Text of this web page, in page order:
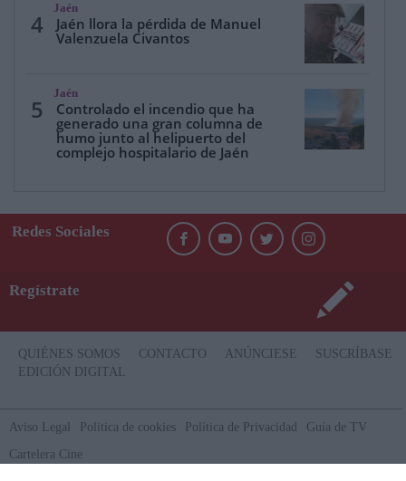
4
Jaén
Jaén llora la pérdida de Manuel
Valenzuela Civantos
5
Jaén
Controlado el incendio que ha
generado una gran columna de
humo junto al helipuerto del
complejo hospitalario de Jaén
Redes Sociales
Regístrate
QUIÉNES SOMOS CONTACTO ANÚNCIESE
SUSCRÍBASE
EDICIÓN DIGITAL
Aviso Legal Politica de cookies Política de Privacidad
Guía de TV
Cartelera Cine